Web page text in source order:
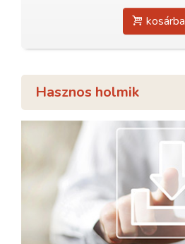
kosárba
Hasznos holmik